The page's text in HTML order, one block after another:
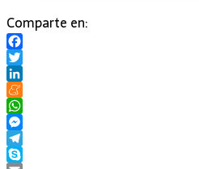
Comparte en:
Facebook
Twitter
LinkedIn
Meneame
WhatsApp
Messenger
Telegram